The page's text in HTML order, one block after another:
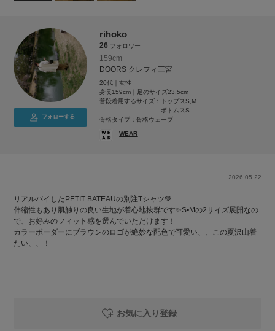
フォローする
rihoko
26 フォロワー
159cm
DOORS クレフィ三宮
20代｜女性
身長159cm｜足のサイズ23.5cm
普段着用するサイズ：
トップスS,M
ボトムスS
骨格タイプ：骨格ウェーブ
WEAR
2026.05.22
リアルバイしたPETIT BATEAUの別注Tシャツ💚
伸縮性もあり肌触りの良い生地が着心地抜群です✨S•Mの2サイズ展開なの
で、お好みのフィット感を選んでいただけます！
カラーボーダーにブラウンのロゴが絶妙な配色で可愛い、、この夏沢山着
たい、、！
お気に入り登録